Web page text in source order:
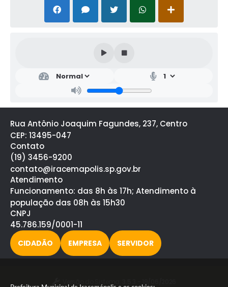
etar
Ralf
Silva
Rua Antônio Joaquim Fagundes, 237, Centro
CEP: 13495-047
Contato
(19) 3456-9200
contato@iracemapolis.sp.gov.br
Atendimento
Funcionamento: das 8h às 17h; Atendimento à
população das 08h às 15h30
CNPJ
45.786.159/0001-11
CIDADÃO EMPRESA SERVIDOR